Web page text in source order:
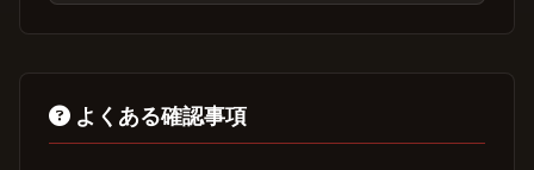
よくある確認事項